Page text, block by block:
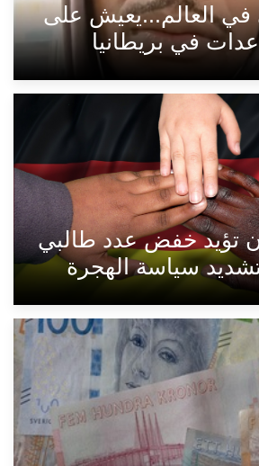
العالم...يعيش على
في بريطانيا
تؤيد خفض عدد طالبي
سياسة الهجرة